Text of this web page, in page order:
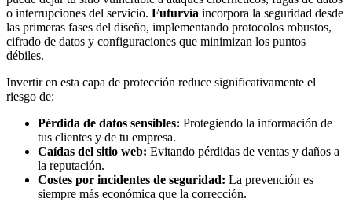
o interrupciones del servicio. Futurvía incorpora la seguridad desde
las primeras fases del diseño, implementando protocolos robustos,
cifrado de datos y configuraciones que minimizan los puntos
débiles.
Invertir en esta capa de protección reduce significativamente el
riesgo de:
Pérdida de datos sensibles: Protegiendo la información de
tus clientes y de tu empresa.
Caídas del sitio web: Evitando pérdidas de ventas y daños a
la reputación.
Costes por incidentes de seguridad: La prevención es
siempre más económica que la corrección.